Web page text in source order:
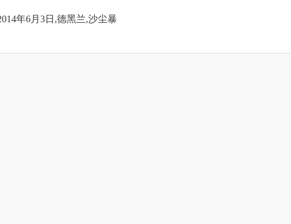
年6月3日,德黑兰,沙尘暴